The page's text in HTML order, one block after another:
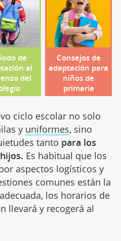
de
al
del
Consejos de
adaptación para
niños de
primaria
ciclo escolar no solo
y uniformes, sino
tanto para los
Es habitual que los
aspectos logísticos y
comunes están la
los horarios de
llevará y recogerá al